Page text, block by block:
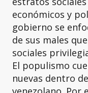
económicos y
gobierno se
de sus males
sociales
El populismo
nuevas dentro